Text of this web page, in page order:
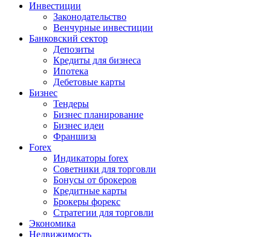
Инвестиции
Законодательство
Венчурные инвестиции
Банковский сектор
Депозиты
Кредиты для бизнеса
Ипотека
Дебетовые карты
Бизнес
Тендеры
Бизнес планирование
Бизнес идеи
Франшиза
Forex
Индикаторы forex
Советники для торговли
Бонусы от брокеров
Кредитные карты
Брокеры форекс
Стратегии для торговли
Экономика
Недвижимость